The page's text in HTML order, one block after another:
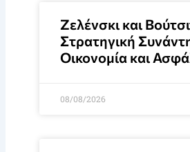
Ζελένσκι και
Στρατηγική
Οικονομία και
08/08/2026